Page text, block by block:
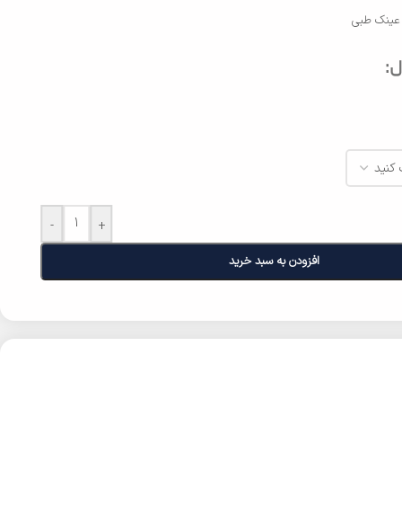
عینک طبی
- +
افزودن به سبد خرید